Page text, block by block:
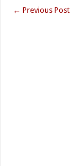
← Previous Post